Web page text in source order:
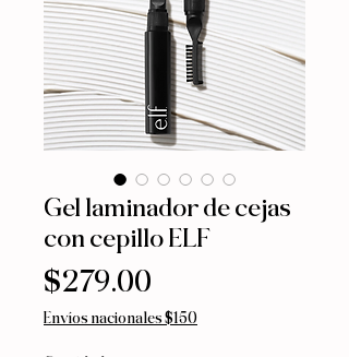
Gel laminador de cejas
con cepillo ELF
$279.00
Envíos nacionales $150